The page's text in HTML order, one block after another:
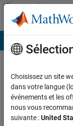
Passer au contenu
Community
Profile
Ibrahs
Last
seen:
plus
Choisissez un site
dans votre langue
événements et les
nous vous
suivante :United